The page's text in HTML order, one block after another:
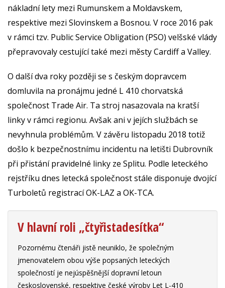
nákladní lety mezi Rumunskem a Moldavskem,
respektive mezi Slovinskem a Bosnou. V roce 2016 pak
v rámci tzv. Public Service Obligation (PSO) velšské vlády
přepravovaly cestující také mezi městy Cardiff a Valley.
O další dva roky později se s českým dopravcem
domluvila na pronájmu jedné L 410 chorvatská
společnost Trade Air. Ta stroj nasazovala na kratší
linky v rámci regionu. Avšak ani v jejích službách se
nevyhnula problémům. V závěru listopadu 2018 totiž
došlo k bezpečnostnímu incidentu na letišti Dubrovník
při přistání pravidelné linky ze Splitu. Podle leteckého
rejstříku dnes letecká společnost stále disponuje dvojící
Turboletů registrací OK-LAZ a OK-TCA.
V hlavní roli „čtyřistadesítka“
Pozornému čtenáři jistě neuniklo, že společným
jmenovatelem obou výše popsaných leteckých
společností je nejúspěšnější dopravní letoun
československé, respektive české výroby Let L-410